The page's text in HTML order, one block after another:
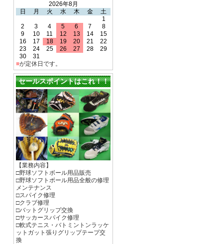
2026年8月
日
月 火 水 木 金
土
1
2
3 4 5 6 7
8
9
10 11 12 13 14
15
16
17 18 19 20 21
22
23
24 25 26 27 28
29
30
31
■が定休日です。
セールスポイントはこれ！！
【業務内容】
□野球ソフトボール用品販売
□野球ソフトボール用品全般の修理
メンテナンス
□スパイク修理
□クラブ修理
□バットグリップ交換
□サッカースパイク修理
□軟式テニス・バトミントンラッケ
ットガット張りグリップテープ交
換